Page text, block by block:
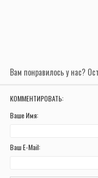
Вам понравилось у нас?
КОММЕНТИРОВАТЬ:
Ваше Имя:
Ваш E-Mail: